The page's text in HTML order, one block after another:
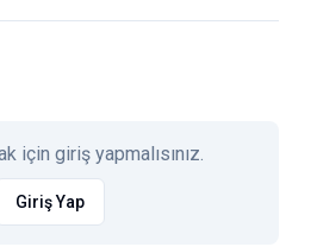
için giriş yapmalısınız.
Giriş Yap